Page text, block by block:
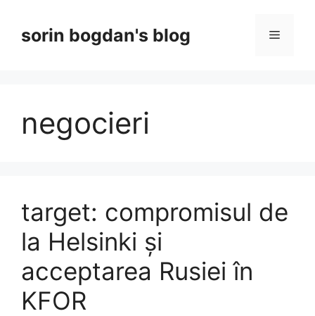
contentsorin bogdan's blog Menu
negocieri
target: compromisul de
la Helsinki și
acceptarea Rusiei în
KFOR